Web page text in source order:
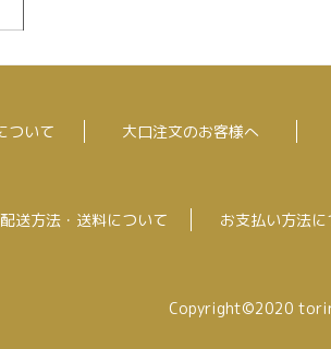
ついて 大口注文のお客様へ
配送方法・送料について お支払い方法に
Copyright©2020